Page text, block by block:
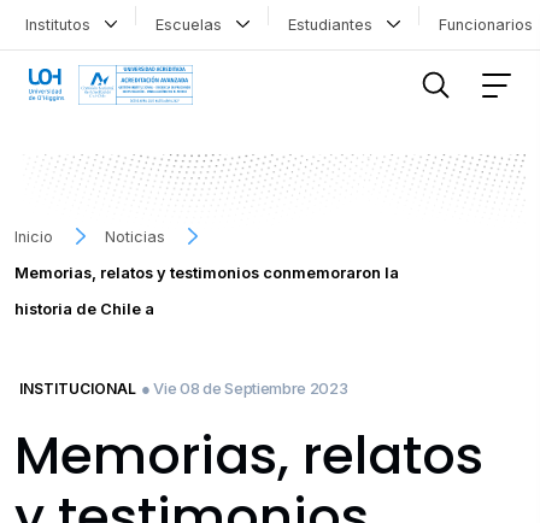
Institutos Escuelas Estudiantes
Inicio
Noticias
Memorias, relatos y testimonios conmemoraron la
historia de Chile a
INSTITUCIONAL ● Vie 08 de Septiembre 2023
Memorias, relatos